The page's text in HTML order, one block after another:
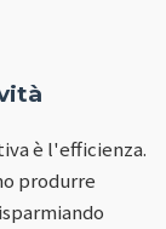
è l'efficienza.
produrre